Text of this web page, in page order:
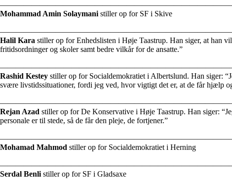
Mohammad Amin Solaymanistiller op for SF i Skive
Halil Kara stiller op for Enhedslisten i Høje Taastrup. Han siger, at han
fritidsordningerog skoler samtbedre vilkårforde ansatte.”
Rashid Kestey stiller op for Socialdemokratiet i Albertslund. Han siger:
svære livstidssituationer, fordi jeg ved, hvor vigtigt det er, at de får hjælp
Rejan Azad stiller op for De Konservative i Høje Taastrup. Han siger:
personale er til stede, så de får den pleje, de fortjener.”
Mohamad Mahmod stiller op for Socialdemokratiet i Herning
Serdal Benlistiller op for SF i Gladsaxe